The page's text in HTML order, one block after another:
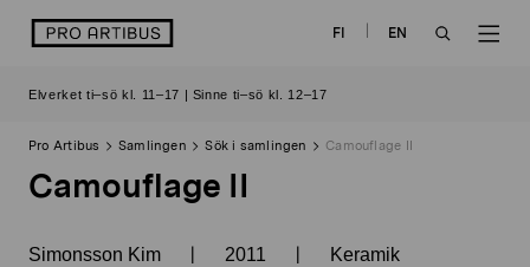
logo FI
EN
Elverket ti–sö kl. 11–17 | Sinne ti–sö kl. 12–17
Pro Artibus Samlingen Sök i samlingen Camouflage II
Camouflage II
Simonsson Kim | 2011 | Keramik